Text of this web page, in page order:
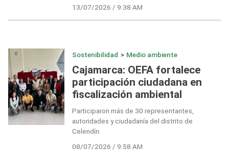
13/07/2026 / 9:38 AM
Sostenibilidad > Medio ambiente
Cajamarca: OEFA fortalece
participación ciudadana en
fiscalización ambiental
Participaron más de 30 representantes,
autoridades y ciudadanía del distrito de
Celendín.
08/07/2026 / 9:58 AM